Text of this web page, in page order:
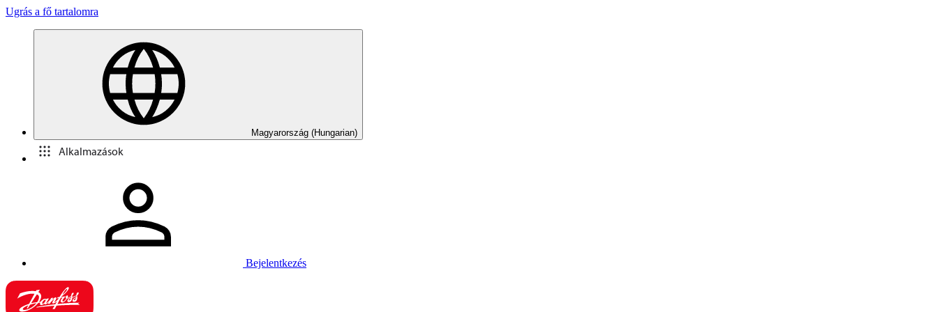
Ugrás a fő tartalomra
Magyarország (Hungarian)
Alkalmazások
Bejelentkezés